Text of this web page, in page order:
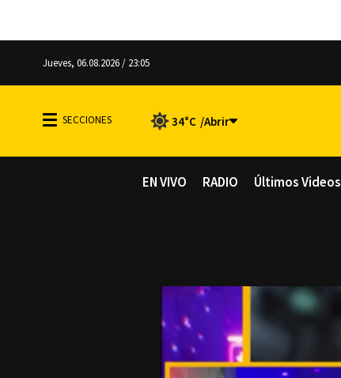
Jueves, 06.08.2026 / 23:05
34°C
EN VIVO RADIO Últimos Videos